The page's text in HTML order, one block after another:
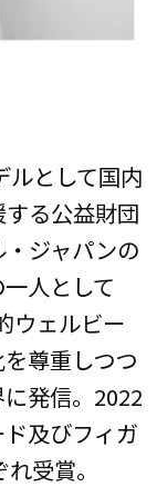
ルとして国内
る公益財団
ジャパンの
人として
ウェルビー
尊重しつつ
発信。2022
及びフィガ
受賞。